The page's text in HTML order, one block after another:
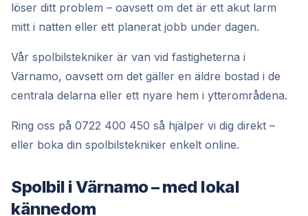
löser ditt problem – oavsett om det är ett akut larm
mitt i natten eller ett planerat jobb under dagen.
Vår spolbilstekniker är van vid fastigheterna i
Värnamo, oavsett om det gäller en äldre bostad i de
centrala delarna eller ett nyare hem i ytterområdena.
Ring oss på 0722 400 450 så hjälper vi dig direkt –
eller boka din spolbilstekniker enkelt online.
Spolbil i Värnamo – med lokal
kännedom